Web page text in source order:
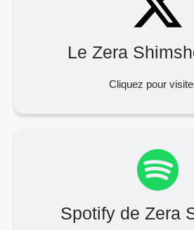
Le Zera
Cliquez pour
Spotify de Zera